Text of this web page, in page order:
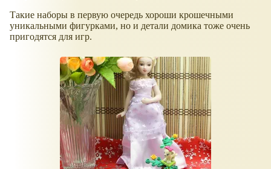
Такие наборы в первую очередь хороши крошечными
уникальными фигурками, но и детали домика тоже очень
пригодятся для игр.